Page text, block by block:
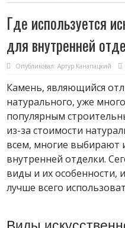
Где используется
для внутренней
Опубликовал:Артур Канапацкий
Камень, являющийся
натурального, уже
популярным
из-за стоимости
всем, многие выбирают
внутренней отделки.
виды и их особенности,
лучше всего